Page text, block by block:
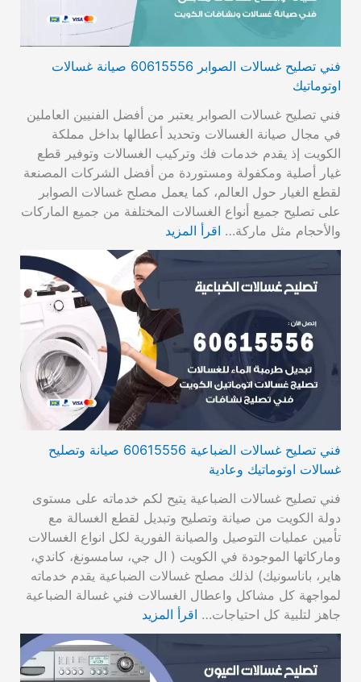
فني تصليح غسالات الصوابر 60615556 صيانة غسالات
اوتوماتيك
فني تصليح غسالات الصوابر يعتبر من أفضل الفنيين العاملين
في مجال صيانة الغسالات وتحديد أعطالها بداخل مملكة
الكويت إذ يقدم خدمات فك وتركيب الغسالات وتوفير قطع
غيار أصلية ومكفولة ومستوردة من أفضل الشركات المصنعة
لقطع الغيار حول العالم، كما يعمل مصلح غسالات الصوابر
على تصليح جميع أنواع الغسالات المختلفة من جميع الماركات
والأحجام مثل ماركة… اقرأ المزيد
فني تصليح غسالات الضباعية 60615556 صيانة وتصليح
غسالات اوتوماتيك وعادية
فني تصليح غسالات الضباعية يتيح لكم خدماته على مستوى
دولة الكويت من صيانة وتصليح وتبديل لقطع الغسالة مع
تأمين عمليات التوصيل والصيانة الفورية لكل انواع الغسالات
وماركاتها الموجودة في الكويت ( ال جي، سامسونغ، كاندي،
هاير، باناسونيك) لذلك مصلح غسالات الضباعية يقدم خدماته
لمواجهة كل مشاكل واعطال الغسالات فني غسالة الضباعية
جاهز لتلبية كل احتياجات… اقرأ المزيد